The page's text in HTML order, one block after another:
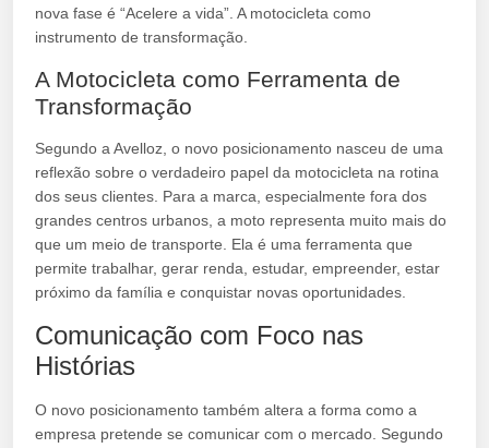
nova fase é “Acelere a vida”. A motocicleta como
instrumento de transformação.
A Motocicleta como Ferramenta de
Transformação
Segundo a Avelloz, o novo posicionamento nasceu de uma
reflexão sobre o verdadeiro papel da motocicleta na rotina
dos seus clientes. Para a marca, especialmente fora dos
grandes centros urbanos, a moto representa muito mais do
que um meio de transporte. Ela é uma ferramenta que
permite trabalhar, gerar renda, estudar, empreender, estar
próximo da família e conquistar novas oportunidades.
Comunicação com Foco nas
Histórias
O novo posicionamento também altera a forma como a
empresa pretende se comunicar com o mercado. Segundo